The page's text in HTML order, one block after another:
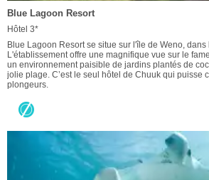
Blue Lagoon Resort
Hôtel 3*
Blue Lagoon Resort se situe sur l'île de Weno, dans
L'établissement offre une magnifique vue sur le
un environnement paisible de jardins plantés de
jolie plage. C’est le seul hôtel de Chuuk qui puisse
plongeurs.